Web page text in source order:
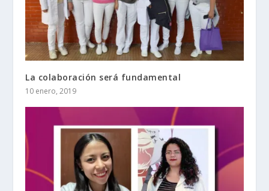
La colaboración será fundamental
10 enero, 2019